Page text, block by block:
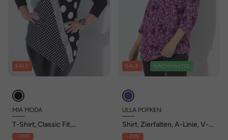
SALE
MIA MODA
T-Shirt, Classic Fit,
Ziersteinchen, Mustermix
- 20%
SALE NACHHALTIG
ULLA POPKEN
Shirt, Zierfalten, A-Linie, V-
Ausschnitt, 3/4-Arm
- 20%